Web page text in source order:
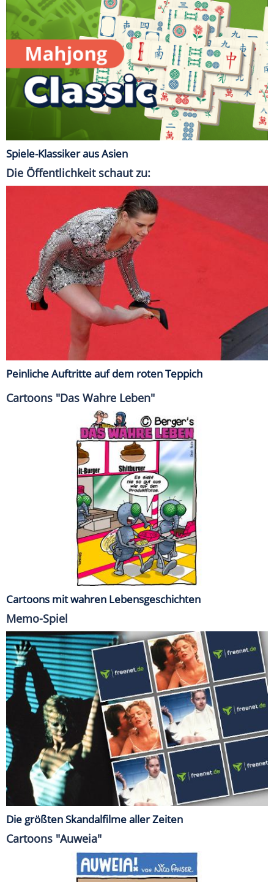
Spiele-Klassiker aus Asien
Die Öffentlichkeit schaut zu:
Peinliche Auftritte auf dem roten Teppich
Cartoons "Das Wahre Leben"
Cartoons mit wahren Lebensgeschichten
Memo-Spiel
Die größten Skandalfilme aller Zeiten
Cartoons "Auweia"